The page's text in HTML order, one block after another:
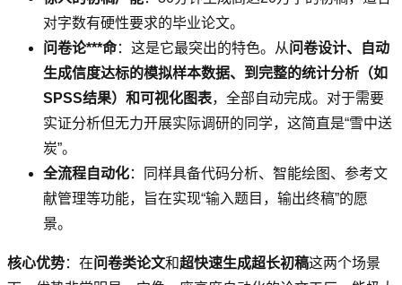
对字数有硬性要求的毕业论文。
问卷论***命：这是它最突出的特色。从问卷设计、自动
生成信度达标的模拟样本数据、到完整的统计分析（如
SPSS结果）和可视化图表，全部自动完成。对于需要
实证分析但无力开展实际调研的同学，这简直是“雪中送
炭”。
全流程自动化：同样具备代码分析、智能绘图、参考文
献管理等功能，旨在实现“输入题目，输出终稿”的愿
景。
核心优势：在问卷类论文和超快速生成超长初稿这两个场景